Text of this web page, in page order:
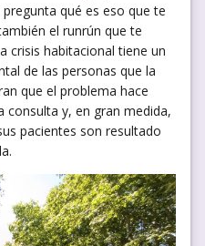
qué es eso que te
el runrún que te
crisis habitacional tiene un
de las personas que la
que el problema hace
consulta y, en gran medida,
pacientes son resultado